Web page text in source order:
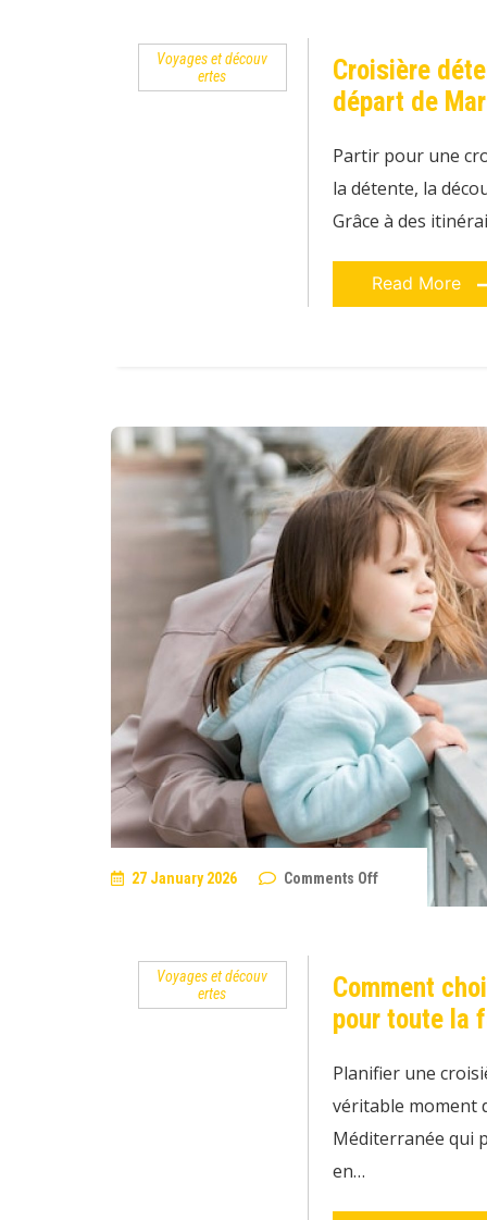
Méditerranée
au
départ
de
Voyages et découv
ertes
Croisière
départ de
Partir pour une
la détente, la
Grâce à des
Read More
27 January 2026 Comments Offon
Méditerranée
pour
toute
famille
?
Voyages et découv
ertes
Comment
pour toute la
Planifier une
véritable moment
Méditerranée qui
en…